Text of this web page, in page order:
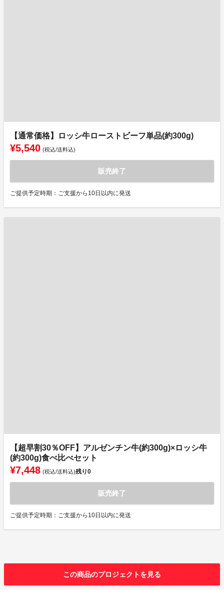
【通常価格】ロッシ牛ローストビーフ単品(約300g)
¥5,540 (税込/送料込)
販売終了
ご提供予定時期：ご支援から10日以内に発送
【超早割30％OFF】アルゼンチン牛(約300g)×ロッシ牛
(約300g)食べ比べセット
¥7,448 (税込/送料込)残り0
販売終了
ご提供予定時期：ご支援から10日以内に発送
この商品のプロジェクトを見る